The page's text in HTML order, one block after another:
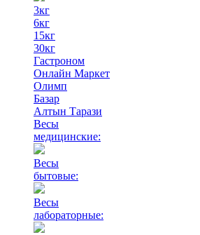
3кг
6кг
15кг
30кг
Гастроном
Онлайн Маркет
Олимп
Базар
Алтын Тарази
Весы
медицинские:
Весы
бытовые:
Весы
лабораторные: